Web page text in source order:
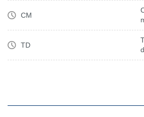
CM
TD